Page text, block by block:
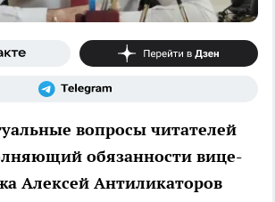
вопросы читателей
обязанности вице-
Алексей Антиликаторов